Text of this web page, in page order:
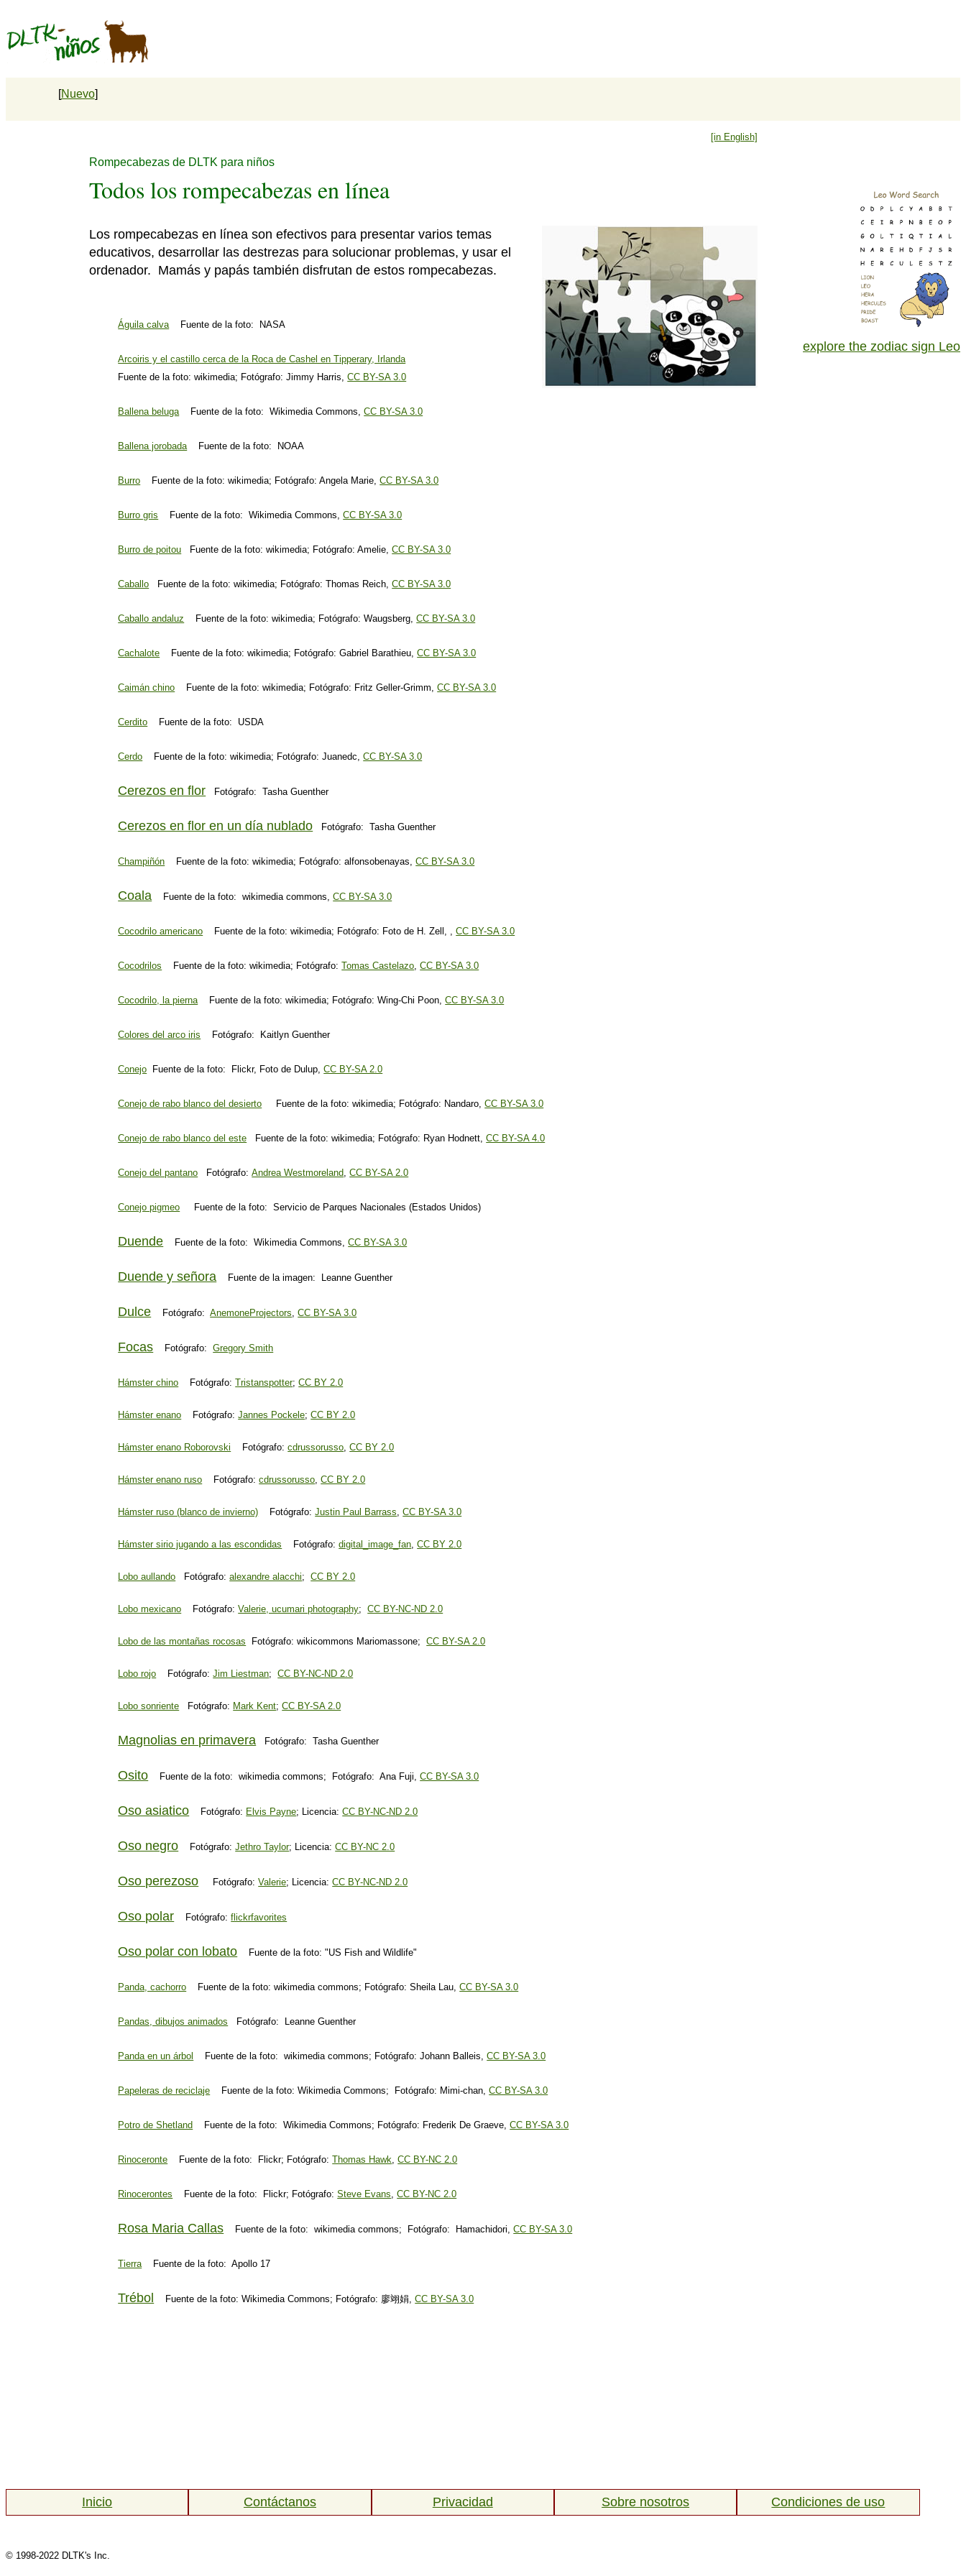
[Nuevo]
[in English]
Rompecabezas de DLTK para niños
Todos los rompecabezas en línea
Los rompecabezas en línea son efectivos para presentar varios temas
educativos, desarrollar las destrezas para solucionar problemas, y usar el
ordenador. Mamás y papás también disfrutan de estos rompecabezas.
Águila calvaFuente de la foto: NASA
Arcoiris y el castillo cerca de la Roca de Cashel en Tipperary, Irlanda
Fuente de la foto: wikimedia; Fotógrafo: Jimmy Harris,CC BY-SA 3.0
Ballena beluga Fuente de la foto: Wikimedia Commons,CC BY-SA 3.0
Ballena jorobada Fuente de la foto: NOAA
Burro Fuente de la foto: wikimedia; Fotógrafo: Angela Marie,CC BY-SA 3.0
Burro gris Fuente de la foto: Wikimedia Commons,CC BY-SA 3.0
Burro de poitou Fuente de la foto: wikimedia; Fotógrafo: Amelie,CC BY-SA 3.0
Caballo Fuente de la foto: wikimedia; Fotógrafo: Thomas Reich,CC BY-SA 3.0
Caballo andaluz Fuente de la foto: wikimedia; Fotógrafo: Waugsberg,CC BY-SA 3.0
Cachalote Fuente de la foto: wikimedia; Fotógrafo: Gabriel Barathieu,CC BY-SA 3.0
Caimán chino Fuente de la foto: wikimedia; Fotógrafo: Fritz Geller-Grimm,CC BY-SA 3.0
Cerdito Fuente de la foto: USDA
Cerdo Fuente de la foto: wikimedia; Fotógrafo: Juanedc,CC BY-SA 3.0
Cerezos en flor Fotógrafo: Tasha Guenther
Cerezos en flor en un día nublado Fotógrafo: Tasha Guenther
Champiñón Fuente de la foto: wikimedia; Fotógrafo: alfonsobenayas,CC BY-SA 3.0
Coala Fuente de la foto: wikimedia commons,CC BY-SA 3.0
Cocodrilo americano Fuente de la foto: wikimedia; Fotógrafo: Foto de H. Zell, ,CC BY-SA 3.0
Cocodrilos Fuente de la foto: wikimedia; Fotógrafo:Tomas Castelazo,CC BY-SA 3.0
Cocodrilo, la pierna Fuente de la foto: wikimedia; Fotógrafo: Wing-Chi Poon,CC BY-SA 3.0
Colores del arco iris Fotógrafo: Kaitlyn Guenther
Conejo Fuente de la foto: Flickr, Foto de Dulup,CC BY-SA 2.0
Conejo de rabo blanco del desierto Fuente de la foto: wikimedia; Fotógrafo: Nandaro,CC BY-SA 3.0
Conejo de rabo blanco del este Fuente de la foto: wikimedia; Fotógrafo: Ryan Hodnett,CC BY-SA 4.0
Conejo del pantano Fotógrafo:Andrea Westmoreland,CC BY-SA 2.0
Conejo pigmeo Fuente de la foto: Servicio de Parques Nacionales (Estados Unidos)
Duende Fuente de la foto: Wikimedia Commons,CC BY-SA 3.0
Duende y señora Fuente de la imagen: Leanne Guenther
Dulce Fotógrafo:AnemoneProjectors,CC BY-SA 3.0
Focas Fotógrafo:Gregory Smith
Hámster chino Fotógrafo:Tristanspotter;CC BY 2.0
Hámster enano Fotógrafo:Jannes Pockele;CC BY 2.0
Hámster enano Roborovski Fotógrafo:cdrussorusso,CC BY 2.0
Hámster enano ruso Fotógrafo:cdrussorusso,CC BY 2.0
Hámster ruso (blanco de invierno) Fotógrafo:Justin Paul Barrass,CC BY-SA 3.0
Hámster sirio jugando a las escondidas Fotógrafo:digital_image_fan,CC BY 2.0
Lobo aullando Fotógrafo:alexandre alacchi;CC BY 2.0
Lobo mexicano Fotógrafo:Valerie, ucumari photography;CC BY-NC-ND 2.0
Lobo de las montañas rocosas Fotógrafo: wikicommons Mariomassone;CC BY-SA 2.0
Lobo rojo Fotógrafo:Jim Liestman;CC BY-NC-ND 2.0
Lobo sonriente Fotógrafo: Mark Kent;CC BY-SA 2.0
Magnolias en primavera Fotógrafo: Tasha Guenther
Osito Fuente de la foto: wikimedia commons; Fotógrafo: Ana Fuji,CC BY-SA 3.0
Oso asiatico Fotógrafo: Elvis Payne; Licencia:CC BY-NC-ND 2.0
Oso negro Fotógrafo:Jethro Taylor; Licencia:CC BY-NC 2.0
Oso perezoso Fotógrafo:Valerie; Licencia:CC BY-NC-ND 2.0
Oso polar Fotógrafo:flickrfavorites
Oso polar con lobato Fuente de la foto: "US Fish and Wildlife"
Panda, cachorro Fuente de la foto: wikimedia commons; Fotógrafo: Sheila Lau,CC BY-SA 3.0
Pandas, dibujos animados Fotógrafo: Leanne Guenther
Panda en un árbol Fuente de la foto: wikimedia commons; Fotógrafo: Johann Balleis,CC BY-SA 3.0
Papeleras de reciclaje Fuente de la foto: Wikimedia Commons; Fotógrafo: Mimi-chan,CC BY-SA 3.0
Potro de Shetland Fuente de la foto: Wikimedia Commons; Fotógrafo: Frederik De Graeve,CC BY-SA 3.0
Rinoceronte Fuente de la foto: Flickr; Fotógrafo:Thomas Hawk,CC BY-NC 2.0
Rinocerontes Fuente de la foto: Flickr; Fotógrafo:Steve Evans,CC BY-NC 2.0
Rosa Maria Callas Fuente de la foto: wikimedia commons; Fotógrafo: Hamachidori,CC BY-SA 3.0
Tierra Fuente de la foto: Apollo 17
Trébol Fuente de la foto: Wikimedia Commons; Fotógrafo: 廖翊娟,CC BY-SA 3.0
explore the zodiac sign Leo
Inicio Contáctanos Privacidad Sobre nosotros Condiciones de uso
© 1998-2022 DLTK's Inc.